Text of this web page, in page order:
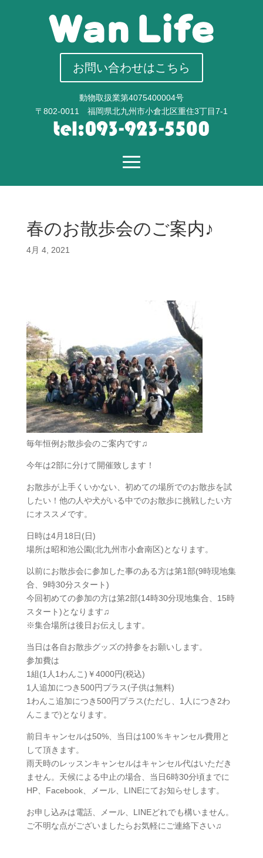
お問い合わせはこちら
動物取扱業第4075400004号
〒802-0011 福岡県北九州市小倉北区重住3丁目7-1
春のお散歩会のご案内♪
4月 4, 2021
毎年恒例お散歩会のご案内です♫
今年は2部に分けて開催致します！
お散歩が上手くいかない、初めての場所でのお散歩を試
したい！他の人や犬がいる中でのお散歩に挑戦したい方
にオススメです。
日時は4月18日(日)
場所は昭和池公園(北九州市小倉南区)となります。
以前にお散歩会に参加した事のある方は第1部(9時現地集
合、9時30分スタート)
今回初めての参加の方は第2部(14時30分現地集合、15時
スタート)となります♫
※集合場所は後日お伝えします。
当日は各自お散歩グッズの持参をお願いします。
参加費は
1組(1人1わんこ)￥4000円(税込)
1人追加につき500円プラス(子供は無料)
1わんこ追加につき500円プラス(ただし、1人につき2わ
んこまで)となります。
前日キャンセルは50%、当日は100％キャンセル費用と
して頂きます。
雨天時のレッスンキャンセルはキャンセル代はいただき
ません。天候による中止の場合、当日6時30分頃までに
HP、Facebook、メール、LINEにてお知らせします。
お申し込みは電話、メール、LINEどれでも構いません。
ご不明な点がございましたらお気軽にご連絡下さい♫